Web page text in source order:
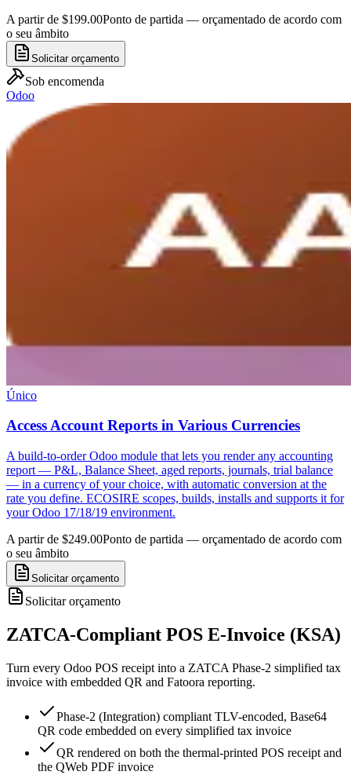
A partir de $199.00Ponto de partida — orçamentado de acordo com
o seu âmbito
Solicitar orçamento
Sob encomenda
Odoo
Único
Access Account Reports in Various Currencies
A build-to-order Odoo module that lets you render any accounting
report — P&L, Balance Sheet, aged reports, journals, trial balance
— in a currency of your choice, with automatic conversion at the
rate you define. ECOSIRE scopes, builds, installs and supports it for
your Odoo 17/18/19 environment.
A partir de $249.00Ponto de partida — orçamentado de acordo com
o seu âmbito
Solicitar orçamento
Solicitar orçamento
ZATCA-Compliant POS E-Invoice (KSA)
Turn every Odoo POS receipt into a ZATCA Phase-2 simplified tax
invoice with embedded QR and Fatoora reporting.
Phase-2 (Integration) compliant TLV-encoded, Base64
QR code embedded on every simplified tax invoice
QR rendered on both the thermal-printed POS receipt and
the QWeb PDF invoice